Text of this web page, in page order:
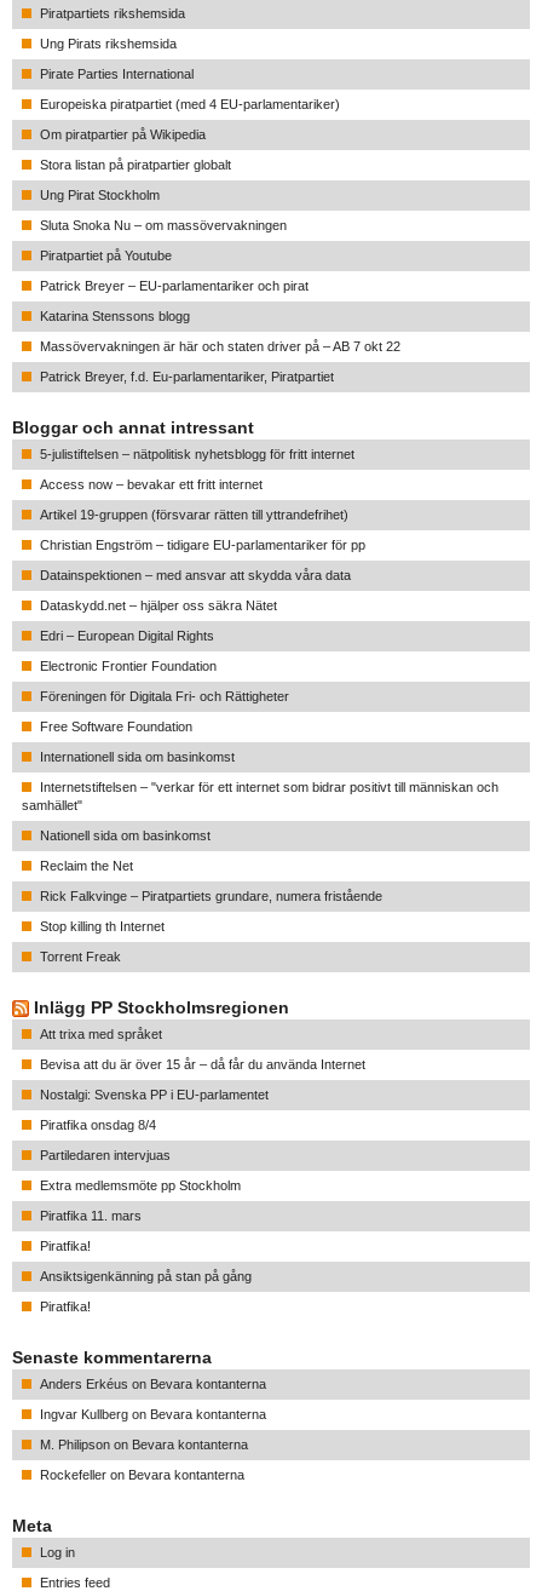
Piratpartiets rikshemsida
Ung Pirats rikshemsida
Pirate Parties International
Europeiska piratpartiet (med 4 EU-parlamentariker)
Om piratpartier på Wikipedia
Stora listan på piratpartier globalt
Ung Pirat Stockholm
Sluta Snoka Nu – om massövervakningen
Piratpartiet på Youtube
Patrick Breyer – EU-parlamentariker och pirat
Katarina Stenssons blogg
Massövervakningen är här och staten driver på – AB 7 okt 22
Patrick Breyer, f.d. Eu-parlamentariker, Piratpartiet
Bloggar och annat intressant
5-julistiftelsen – nätpolitisk nyhetsblogg för fritt internet
Access now – bevakar ett fritt internet
Artikel 19-gruppen (försvarar rätten till yttrandefrihet)
Christian Engström – tidigare EU-parlamentariker för pp
Datainspektionen – med ansvar att skydda våra data
Dataskydd.net – hjälper oss säkra Nätet
Edri – European Digital Rights
Electronic Frontier Foundation
Föreningen för Digitala Fri- och Rättigheter
Free Software Foundation
Internationell sida om basinkomst
Internetstiftelsen – "verkar för ett internet som bidrar positivt till människan och
samhället"
Nationell sida om basinkomst
Reclaim the Net
Rick Falkvinge – Piratpartiets grundare, numera fristående
Stop killing th Internet
Torrent Freak
Inlägg PP Stockholmsregionen
Att trixa med språket
Bevisa att du är över 15 år – då får du använda Internet
Nostalgi: Svenska PP i EU-parlamentet
Piratfika onsdag 8/4
Partiledaren intervjuas
Extra medlemsmöte pp Stockholm
Piratfika 11. mars
Piratfika!
Ansiktsigenkänning på stan på gång
Piratfika!
Senaste kommentarerna
Anders Erkéus on Bevara kontanterna
Ingvar Kullberg on Bevara kontanterna
M. Philipson on Bevara kontanterna
Rockefeller on Bevara kontanterna
Meta
Log in
Entries feed